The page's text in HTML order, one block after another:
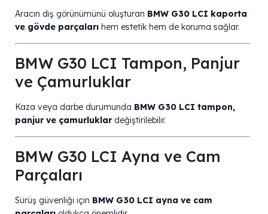
Aracın dış görünümünü oluşturan BMW G30 LCI kaporta
ve gövde parçaları hem estetik hem de koruma sağlar.
BMW G30 LCI Tampon, Panjur
ve Çamurluklar
Kaza veya darbe durumunda BMW G30 LCI tampon,
panjur ve çamurluklardeğiştirilebilir.
BMW G30 LCI Ayna ve Cam
Parçaları
Sürüş güvenliği için BMW G30 LCI ayna ve cam